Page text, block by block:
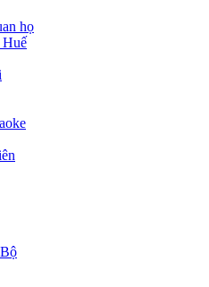
họ
Huế